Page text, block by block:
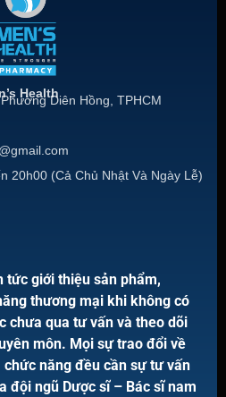
HealthDiên Hồng, TPHCM
20h00 (Cả Chủ Nhật Và Ngày Lễ)
tức giới thiệu sản phẩm,
thương mại khi không có
chưa qua tư vấn và theo dõi
môn. Mọi sự trao đổi về
năng đều cần sự tư vấn
đội ngũ Dược sĩ – Bác sĩ nam